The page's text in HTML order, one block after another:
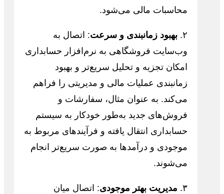
محاسبات مالی می‌شود.
۲. بهبود زمانبندی و سرعت: اتصال به
وب‌سایت فروشگاهی به نرم‌افزار حسابداری
امکان تجزیه و تحلیل سریع‌تر و بهبود
زمانبندی عملیات مالی و مدیریتی را فراهم
می‌کند. به عنوان مثال، سفارشات و
فروش‌های جدید به‌طور خودکار به سیستم
حسابداری انتقال یافته و فرآیندهای مربوط به
موجودی و درآمدها به صورت سریع‌تر انجام
می‌شوند.
۳. مدیریت بهتر موجودی: اتصال میان